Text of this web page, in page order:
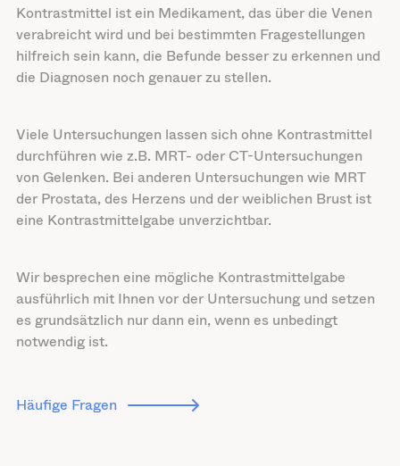
Kontrastmittel ist ein Medikament, das über die Venen
verabreicht wird und bei bestimmten Fragestellungen
hilfreich sein kann, die Befunde besser zu erkennen und
die Diagnosen noch genauer zu stellen.
Viele Untersuchungen lassen sich ohne Kontrastmittel
durchführen wie z.B. MRT- oder CT-Untersuchungen
von Gelenken. Bei anderen Untersuchungen wie MRT
der Prostata, des Herzens und der weiblichen Brust ist
eine Kontrastmittelgabe unverzichtbar.
Wir besprechen eine mögliche Kontrastmittelgabe
ausführlich mit Ihnen vor der Untersuchung und setzen
es grundsätzlich nur dann ein, wenn es unbedingt
notwendig ist.
Häufige Fragen